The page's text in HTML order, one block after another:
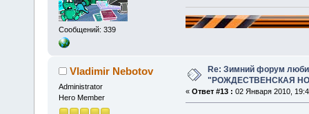
Сообщений: 339
Vladimir Nebotov
Administrator
Hero Member
Re: Зимний форум
"РОЖДЕСТВЕНСКАЯ
« Ответ #13 : 02 Января 2010,